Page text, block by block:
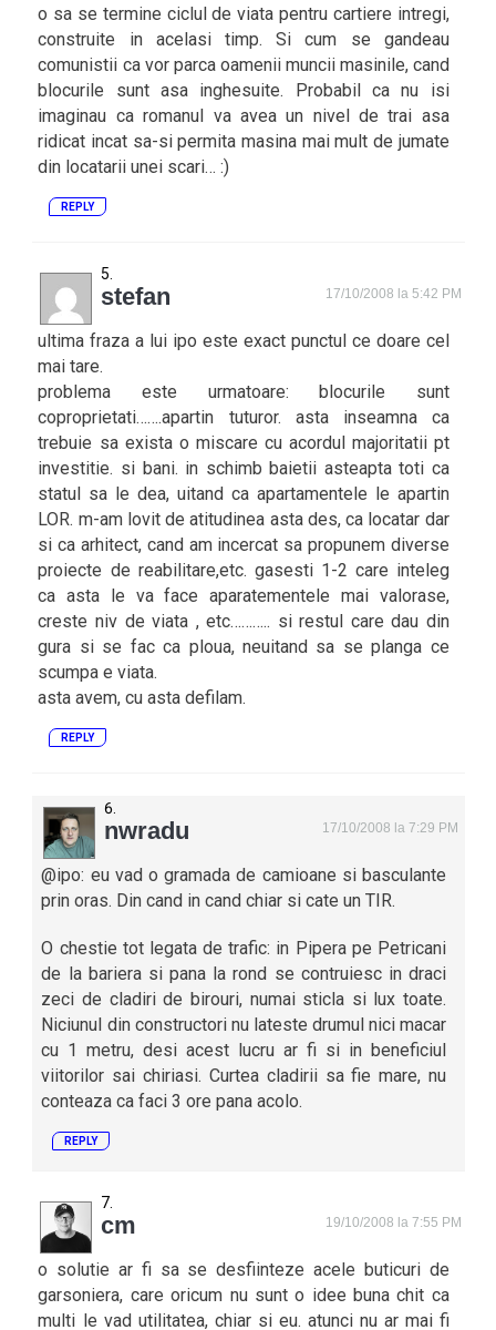
o sa se termine ciclul de viata pentru cartiere intregi,
construite in acelasi timp. Si cum se gandeau
comunistii ca vor parca oamenii muncii masinile, cand
blocurile sunt asa inghesuite. Probabil ca nu isi
imaginau ca romanul va avea un nivel de trai asa
ridicat incat sa-si permita masina mai mult de jumate
din locatarii unei scari… :)
REPLY
stefan 17/10/2008 la 5:42 PM
ultima fraza a lui ipo este exact punctul ce doare cel
mai tare.
problema este urmatoare: blocurile sunt
coproprietati…….apartin tuturor. asta inseamna ca
trebuie sa exista o miscare cu acordul majoritatii pt
investitie. si bani. in schimb baietii asteapta toti ca
statul sa le dea, uitand ca apartamentele le apartin
LOR. m-am lovit de atitudinea asta des, ca locatar dar
si ca arhitect, cand am incercat sa propunem diverse
proiecte de reabilitare,etc. gasesti 1-2 care inteleg
ca asta le va face aparatementele mai valorase,
creste niv de viata , etc……….. si restul care dau din
gura si se fac ca ploua, neuitand sa se planga ce
scumpa e viata.
asta avem, cu asta defilam.
REPLY
nwradu 17/10/2008 la 7:29 PM
@ipo: eu vad o gramada de camioane si basculante
prin oras. Din cand in cand chiar si cate un TIR.
O chestie tot legata de trafic: in Pipera pe Petricani
de la bariera si pana la rond se contruiesc in draci
zeci de cladiri de birouri, numai sticla si lux toate.
Niciunul din constructori nu lateste drumul nici macar
cu 1 metru, desi acest lucru ar fi si in beneficiul
viitorilor sai chiriasi. Curtea cladirii sa fie mare, nu
conteaza ca faci 3 ore pana acolo.
REPLY
cm 19/10/2008 la 7:55 PM
o solutie ar fi sa se desfiinteze acele buticuri de
garsoniera, care oricum nu sunt o idee buna chit ca
multi le vad utilitatea, chiar si eu. atunci nu ar mai fi